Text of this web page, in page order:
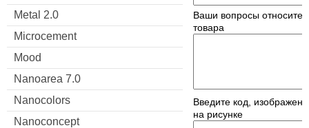
Metal 2.0
Microcement
Mood
Nanoarea 7.0
Nanocolors
Nanoconcept
Ваши вопросы
товара
Введите код,
на рисунке